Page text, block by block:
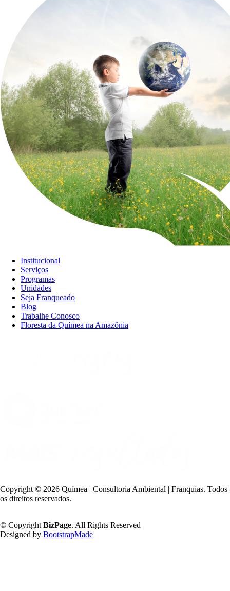
Institucional
Serviços
Programas
Unidades
Seja Franqueado
Blog
Trabalhe Conosco
Floresta da Químea na Amazônia
Copyright © 2026 Químea | Consultoria Ambiental | Franquias. Todos
os direitos reservados.
© CopyrightBizPage. All Rights Reserved
Designed by BootstrapMade